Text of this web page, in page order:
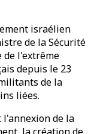
israélien
de la Sécurité
de l'extrême
depuis le 23
de la
liées.
de la